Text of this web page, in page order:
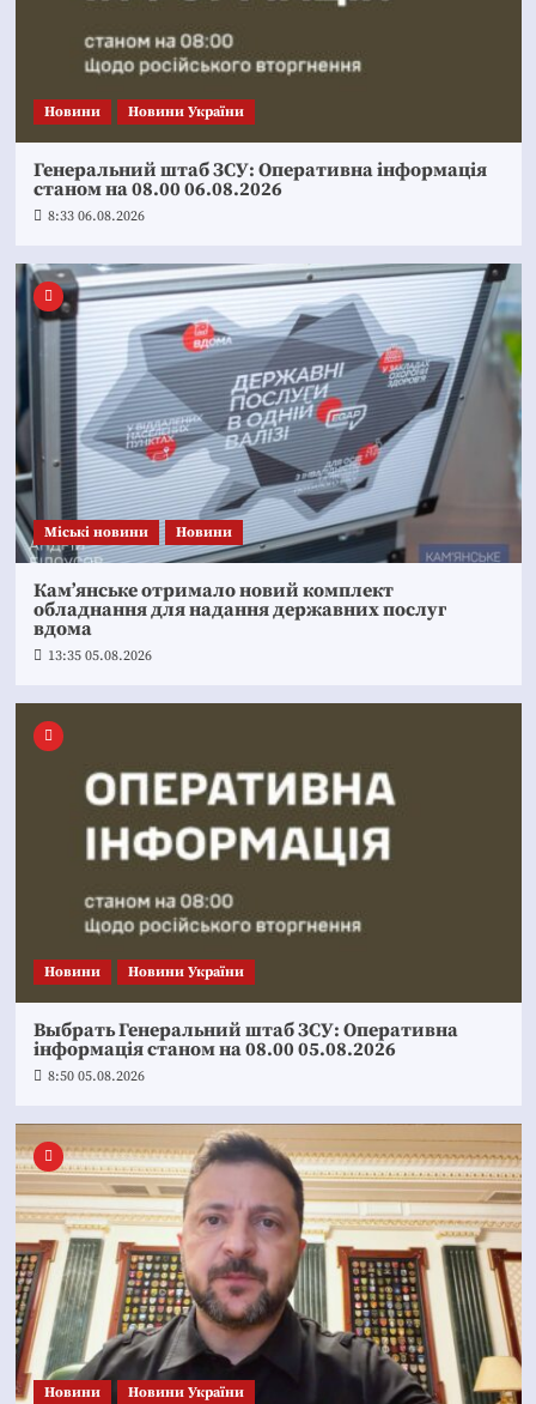
Новини Новини України
Генеральний штаб ЗСУ: Оперативна інформація
станом на 08.00 06.08.2026
8:33 06.08.2026
Mіські новини Новини
Кам’янське отримало новий комплект
обладнання для надання державних послуг
вдома
13:35 05.08.2026
Новини Новини України
Выбрать Генеральний штаб ЗСУ: Оперативна
інформація станом на 08.00 05.08.2026
8:50 05.08.2026
Новини Новини України